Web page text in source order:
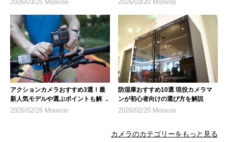
2026/03/25 Moovoo
2026/03/20 Moovoo
アクションカメラおすすめ3選！最
新人気モデルや選ぶポイントも解説
2026/02/26 Moovoo
防湿庫おすすめ10選 現役カメラマ
ンが初心者向けの選び方を解説
2026/02/20 Moovoo
カメラのカテゴリーをもっと見る